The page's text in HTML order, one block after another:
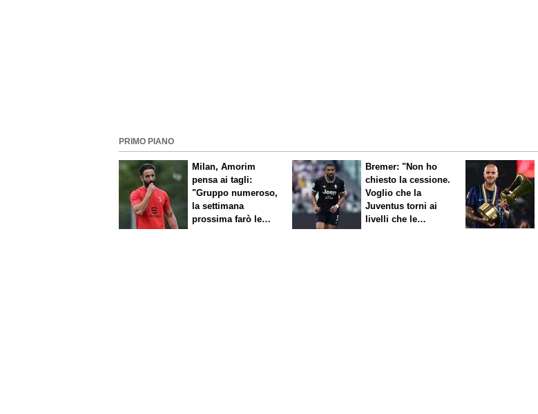
PRIMO PIANO
Milan, Amorim
pensa ai tagli:
"Gruppo numeroso,
la settimana
prossima farò le
Bremer: "Non ho
chiesto la cessione.
Voglio che la
Juventus torni ai
livelli che le